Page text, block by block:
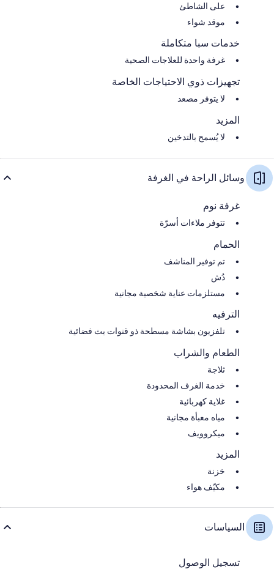
على الشاطئ
موقد شواء
خدمات سبا متكاملة
غرفة واحدة للعلاجات الصحية
تجهيزات ذوي الاحتياجات الخاصة
لا يتوفر مصعد
المزيد
لا يُسمح بالتدخين
وسائل الراحة في الغرفة
غرفة نوم
تتوفر ملاءات أسرّة
الحمام
تم توفير المناشف
دُش
مستلزمات عناية شخصية مجانية
الترفيه
تلفزيون بشاشة مسطحة ذو قنوات بث فضائية
الطعام والشراب
ثلاجة
خدمة الغرف المحدودة
غلاية كهربائية
مياه معبأة مجانية
ميكروويف
المزيد
خزنة
مكيّف هواء
السياسات
تسجيل الوصول